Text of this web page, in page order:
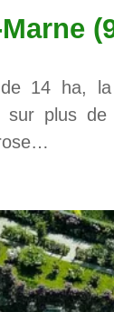
14 ha, la
plus de